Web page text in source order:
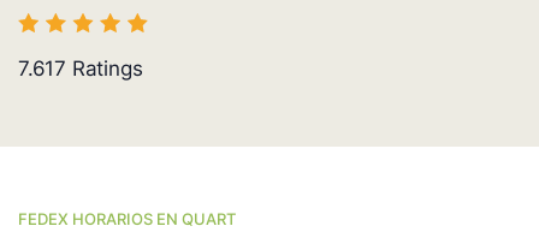
7.617 Ratings
FEDEX HORARIOS EN QUART